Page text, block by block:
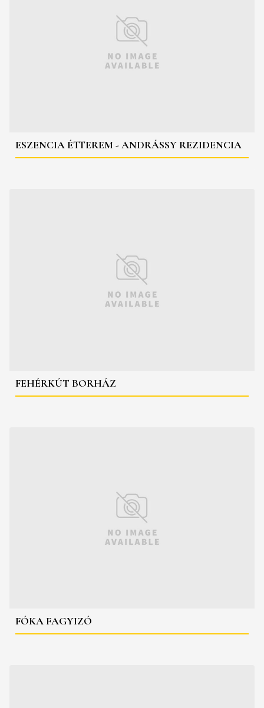
ESZENCIA ÉTTEREM - ANDRÁSSY REZIDENCIA
FEHÉRKÚT BORHÁZ
FÓKA FAGYIZÓ